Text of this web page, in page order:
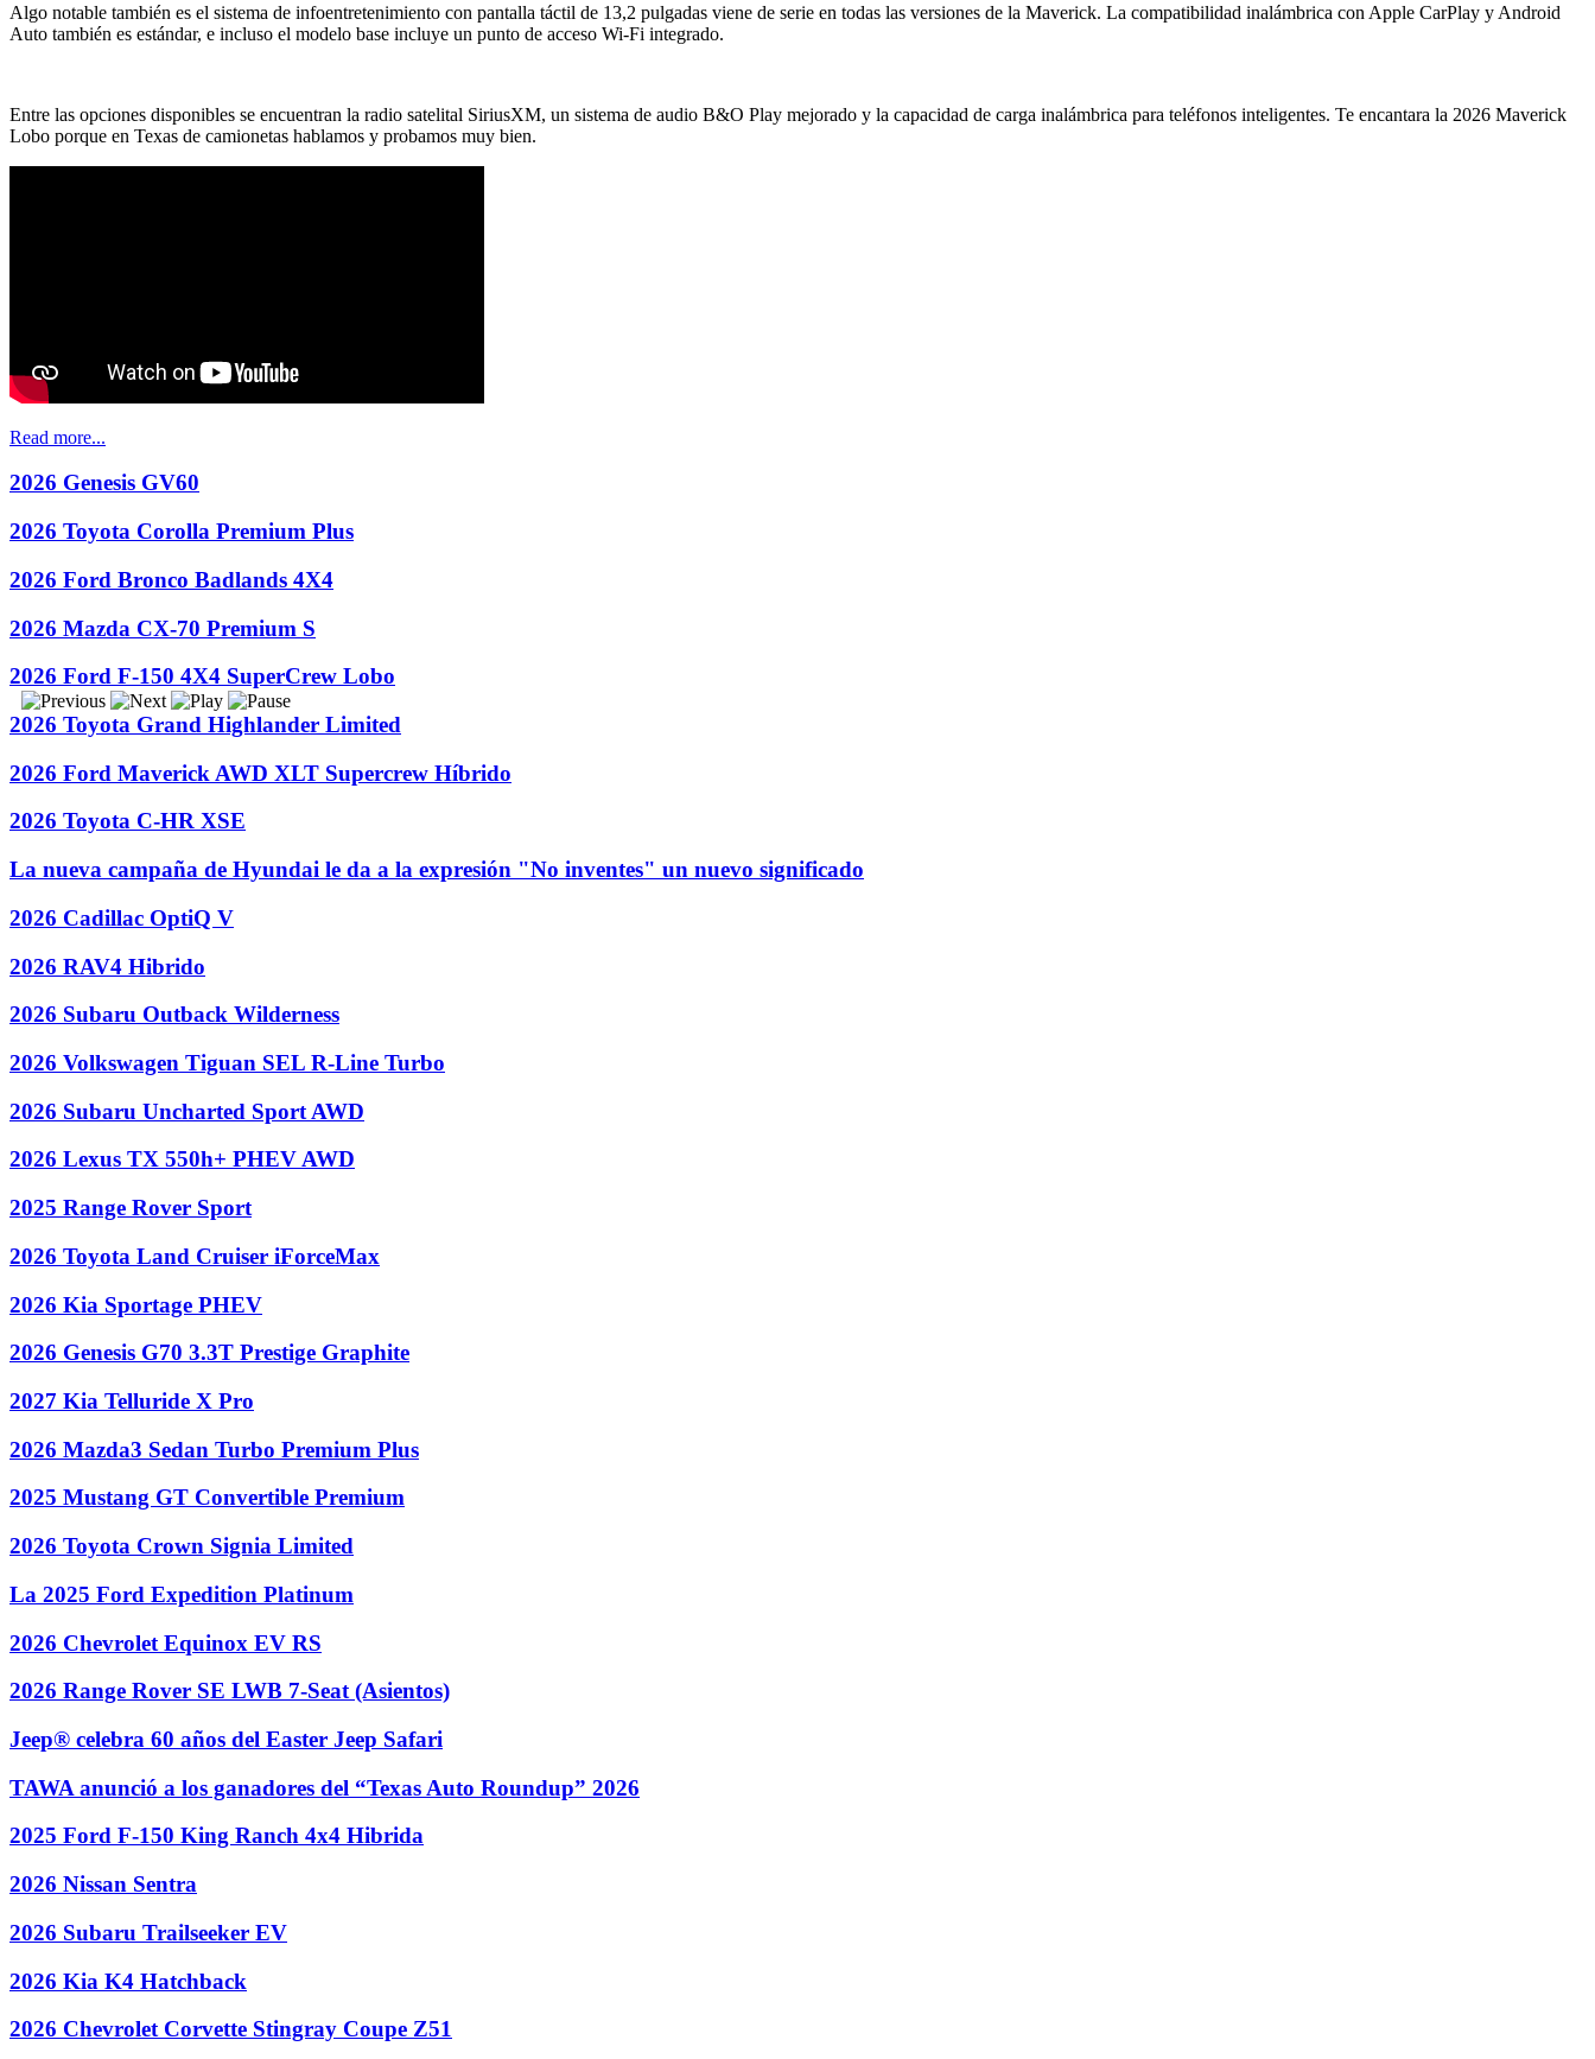
Algo notable también es el sistema de infoentretenimiento con pantalla táctil de 13,2 pulgadas viene de serie en todas las versiones de la Maverick. La compatibilidad inalámbrica con Apple CarPlay y Android
Auto también es estándar, e incluso el modelo base incluye un punto de acceso Wi-Fi integrado.
Entre las opciones disponibles se encuentran la radio satelital SiriusXM, un sistema de audio B&O Play mejorado y la capacidad de carga inalámbrica para teléfonos inteligentes. Te encantara la 2026 Maverick
Lobo porque en Texas de camionetas hablamos y probamos muy bien.
Read more...
2026 Genesis GV60
2026 Toyota Corolla Premium Plus
2026 Ford Bronco Badlands 4X4
2026 Mazda CX-70 Premium S
2026 Ford F-150 4X4 SuperCrew Lobo
2026 Toyota Grand Highlander Limited
2026 Ford Maverick AWD XLT Supercrew Híbrido
2026 Toyota C-HR XSE
La nueva campaña de Hyundai le da a la expresión "No inventes" un nuevo significado
2026 Cadillac OptiQ V
2026 RAV4 Hibrido
2026 Subaru Outback Wilderness
2026 Volkswagen Tiguan SEL R-Line Turbo
2026 Subaru Uncharted Sport AWD
2026 Lexus TX 550h+ PHEV AWD
2025 Range Rover Sport
2026 Toyota Land Cruiser iForceMax
2026 Kia Sportage PHEV
2026 Genesis G70 3.3T Prestige Graphite
2027 Kia Telluride X Pro
2026 Mazda3 Sedan Turbo Premium Plus
2025 Mustang GT Convertible Premium
2026 Toyota Crown Signia Limited
La 2025 Ford Expedition Platinum
2026 Chevrolet Equinox EV RS
2026 Range Rover SE LWB 7-Seat (Asientos)
Jeep® celebra 60 años del Easter Jeep Safari
TAWA anunció a los ganadores del “Texas Auto Roundup” 2026
2025 Ford F-150 King Ranch 4x4 Hibrida
2026 Nissan Sentra
2026 Subaru Trailseeker EV
2026 Kia K4 Hatchback
2026 Chevrolet Corvette Stingray Coupe Z51